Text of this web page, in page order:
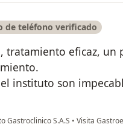
de teléfono verificado
tratamiento eficaz, un
instituto son
Gastroclinico S.A.S • Visita